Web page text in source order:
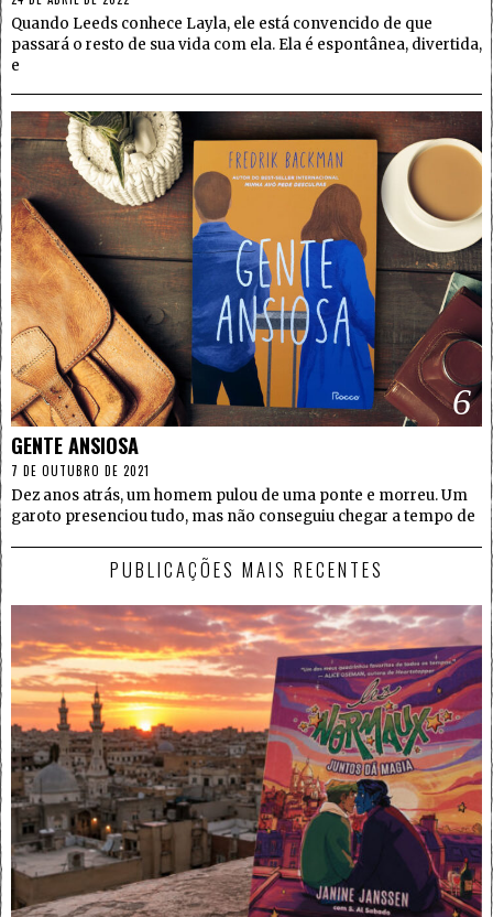
Quando Leeds conhece Layla, ele está convencido de que
passará o resto de sua vida com ela. Ela é espontânea, divertida,
e
6
GENTE ANSIOSA
7 DE OUTUBRO DE 2021
Dez anos atrás, um homem pulou de uma ponte e morreu. Um
garoto presenciou tudo, mas não conseguiu chegar a tempo de
PUBLICAÇÕES MAIS RECENTES